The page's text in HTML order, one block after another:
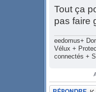
Tout ça
pas faire
eedomus+
Vélux +
connectés +
Publier une